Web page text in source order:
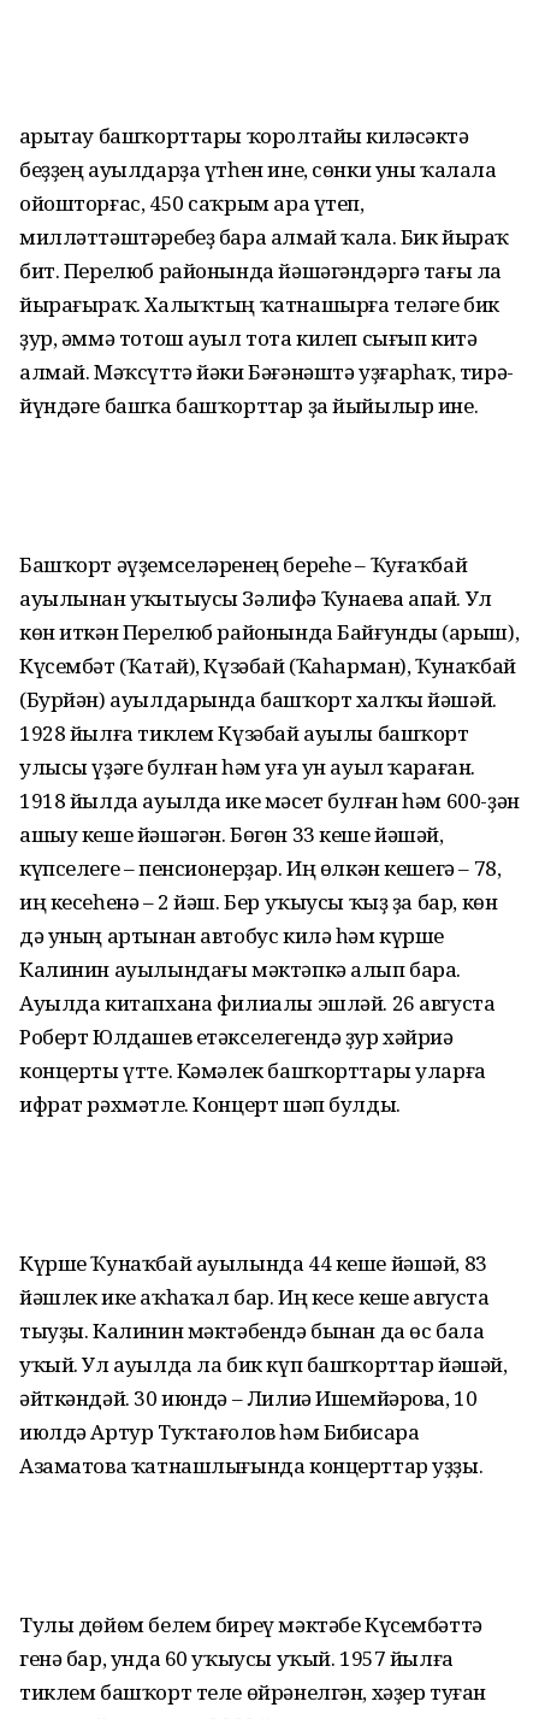
Һарытау башҡорттары ҡоролтайы киләсәктә
беҙҙең ауылдарҙа үтһен ине, сөнки уны ҡалала
ойошторғас, 450 саҡрым ара үтеп,
милләттәштәребеҙ бара алмай ҡала. Бик йыраҡ
бит. Перелюб районында йәшәгәндәргә тағы ла
йырағыраҡ. Халыҡтың ҡатнашырға теләге бик
ҙур, әммә тотош ауыл тота килеп сығып китә
алмай. Мәҡсүттә йәки Бәғәнәштә уҙғарһаҡ, тирә-
йүндәге башҡа башҡорттар ҙа йыйылыр ине.
Башҡорт әүҙемселәренең береһе – Ҡуғаҡбай
ауылынан уҡытыусы Зәлифә Ҡунаева апай. Ул
көн иткән Перелюб районында Байғунды (Һарыш),
Күсембәт (Ҡатай), Күзәбай (Ҡаһарман), Ҡунаҡбай
(Бурйән) ауылдарында башҡорт халҡы йәшәй.
1928 йылға тиклем Күзәбай ауылы башҡорт
улысы үҙәге булған һәм уға ун ауыл ҡараған.
1918 йылда ауылда ике мәсет булған һәм 600-ҙән
ашыу кеше йәшәгән. Бөгөн 33 кеше йәшәй,
күпселеге – пенсионерҙар. Иң өлкән кешегә – 78,
иң кесеһенә – 2 йәш. Бер уҡыусы ҡыҙ ҙа бар, көн
дә уның артынан автобус килә һәм күрше
Калинин ауылындағы мәктәпкә алып бара.
Ауылда китапхана филиалы эшләй. 26 августа
Роберт Юлдашев етәкселегендә ҙур хәйриә
концерты үтте. Кәмәлек башҡорттары уларға
ифрат рәхмәтле. Концерт шәп булды.
Күрше Ҡунаҡбай ауылында 44 кеше йәшәй, 83
йәшлек ике аҡһаҡал бар. Иң кесе кеше августа
тыуҙы. Калинин мәктәбендә бынан да өс бала
уҡый. Ул ауылда ла бик күп башҡорттар йәшәй,
әйткәндәй. 30 июндә – Лилиә Ишемйәрова, 10
июлдә Артур Туҡтағо­лов һәм Бибисара
Азаматова ҡатнаш­лығында концерттар уҙҙы.
Тулы дөйөм белем биреү мәктәбе Күсембәттә
генә бар, унда 60 уҡыусы уҡый. 1957 йылға
тиклем башҡорт теле өйрә­нелгән, хәҙер туған